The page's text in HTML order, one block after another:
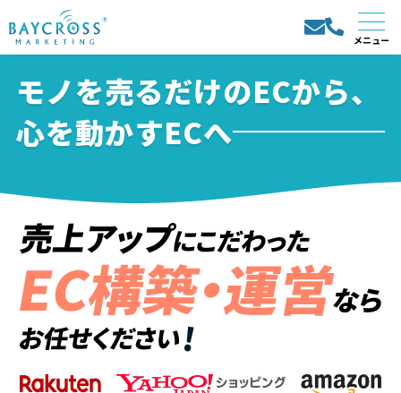
モノを売るだけのECから、
心を動かすECへ